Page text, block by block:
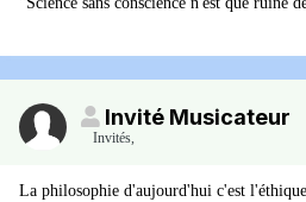
Invité Musicateur
Invités,
La philosophie d'aujourd'hui c'est